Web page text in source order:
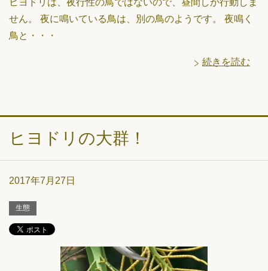
ヒヨドリは、夜行性の鳥ではないので、昼間しか行動しま
せん。 夜に鳴いている鳥は、別の鳥のようです。 夜鳴く
鳥と・・・
続きを読む
ヒヨドリの大群！
2017年7月27日
生態